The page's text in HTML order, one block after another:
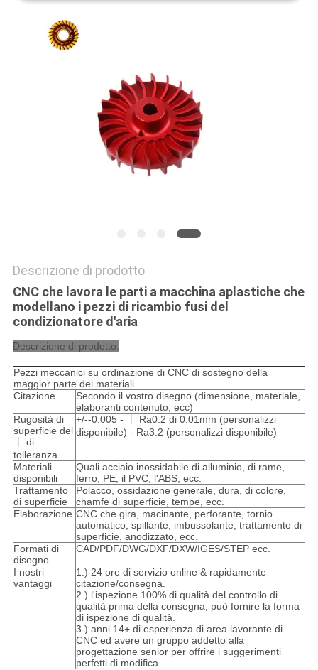
POLITICA
Descrizione di prodotto
CNC che lavora le parti a macchina aplastiche che
modellano i pezzi di ricambio fusi del
condizionatore d'aria
Descrizione di prodotto:
Pezzi meccanici su ordinazione di CNC di sostegno della
maggior parte dei materiali
Citazione
Secondo il vostro disegno (dimensione, materiale,
elaboranti contenuto, ecc)
Rugosità di
superficie del
丨 di
tolleranza
+/--0.005 - 丨 Ra0.2 di 0.01mm (personalizzi
disponibile) - Ra3.2 (personalizzi disponibile)
Materiali
disponibili
Quali acciaio inossidabile di alluminio, di rame,
ferro, PE, il PVC, l'ABS, ecc.
Trattamento
di superficie
Polacco, ossidazione generale, dura, di colore,
chamfe di superficie, tempe, ecc.
Elaborazione CNC che gira, macinante, perforante, tornio
automatico, spillante, imbussolante, trattamento di
superficie, anodizzato, ecc.
Formati di
disegno
CAD/PDF/DWG/DXF/DXW/IGES/STEP ecc.
I nostri
vantaggi
1.) 24 ore di servizio online & rapidamente
citazione/consegna.
2.) l'ispezione 100% di qualità del controllo di
qualità prima della consegna, può fornire la forma
di ispezione di qualità.
3.) anni 14+ di esperienza di area lavorante di
CNC ed avere un gruppo addetto alla
progettazione senior per offrire i suggerimenti
perfetti di modifica.